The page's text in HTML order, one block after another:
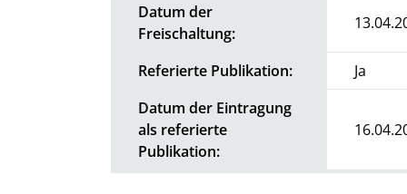
Datum der
Freischaltung:
Referierte Publikation:
Ja
Datum der Eintragung
als referierte
Publikation: